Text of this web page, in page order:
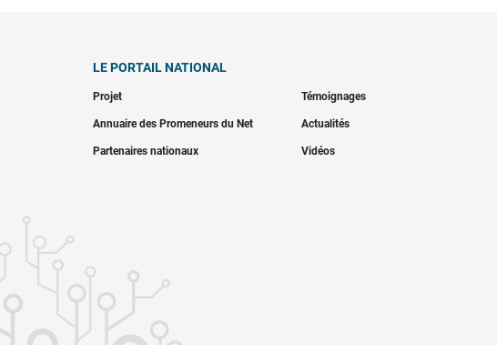
LE PORTAIL NATIONAL
Projet Témoignages
Annuaire des Promeneurs du Net Actualités
Partenaires nationaux Vidéos